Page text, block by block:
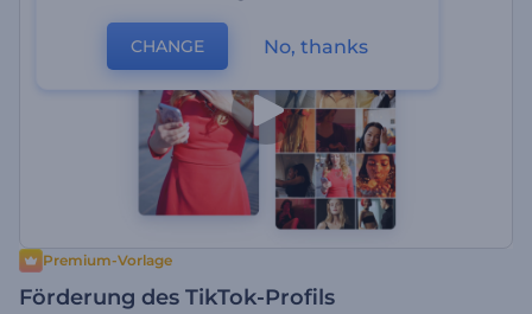
Premium-Vorlage
Förderung des TikTok-Profils
CHANGE No, thanks